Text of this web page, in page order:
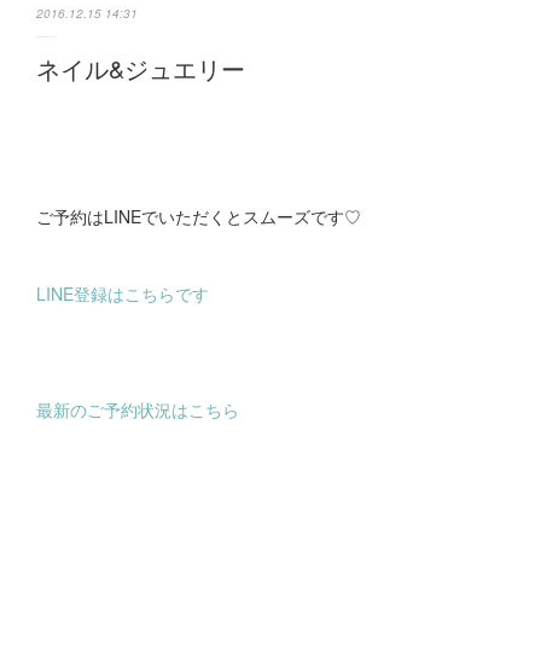
2016.12.15 14:31
ネイル&ジュエリー
ご予約はLINEでいただくとスムーズです♡
LINE登録はこちらです
最新のご予約状況はこちら